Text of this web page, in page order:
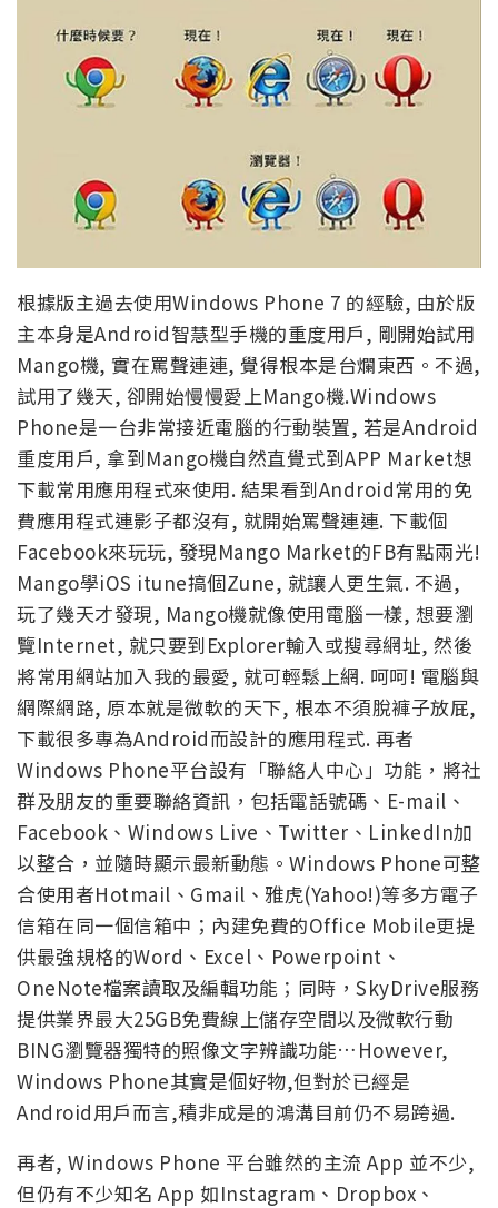
根據版主過去使用Windows Phone 7 的經驗, 由於版
主本身是Android智慧型手機的重度用戶, 剛開始試用
Mango機, 實在罵聲連連, 覺得根本是台爛東西。不過,
試用了幾天, 卻開始慢慢愛上Mango機.Windows
Phone是一台非常接近電腦的行動裝置, 若是Android
重度用戶, 拿到Mango機自然直覺式到APP Market想
下載常用應用程式來使用. 結果看到Android常用的免
費應用程式連影子都沒有, 就開始罵聲連連. 下載個
Facebook來玩玩, 發現Mango Market的FB有點兩光!
Mango學iOS itune搞個Zune, 就讓人更生氣. 不過,
玩了幾天才發現, Mango機就像使用電腦一樣, 想要瀏
覽Internet, 就只要到Explorer輸入或搜尋網址, 然後
將常用網站加入我的最愛, 就可輕鬆上網. 呵呵! 電腦與
網際網路, 原本就是微軟的天下, 根本不須脫褲子放屁,
下載很多專為Android而設計的應用程式. 再者
Windows Phone平台設有「聯絡人中心」功能，將社
群及朋友的重要聯絡資訊，包括電話號碼、E-mail、
Facebook、Windows Live、Twitter、LinkedIn加
以整合，並隨時顯示最新動態。Windows Phone可整
合使用者Hotmail、Gmail、雅虎(Yahoo!)等多方電子
信箱在同一個信箱中；內建免費的Office Mobile更提
供最強規格的Word、Excel、Powerpoint、
OneNote檔案讀取及編輯功能；同時，SkyDrive服務
提供業界最大25GB免費線上儲存空間以及微軟行動
BING瀏覽器獨特的照像文字辨識功能…However,
Windows Phone其實是個好物,但對於已經是
Android用戶而言,積非成是的鴻溝目前仍不易跨過.
再者, Windows Phone 平台雖然的主流 App 並不少,
但仍有不少知名 App 如Instagram、Dropbox、